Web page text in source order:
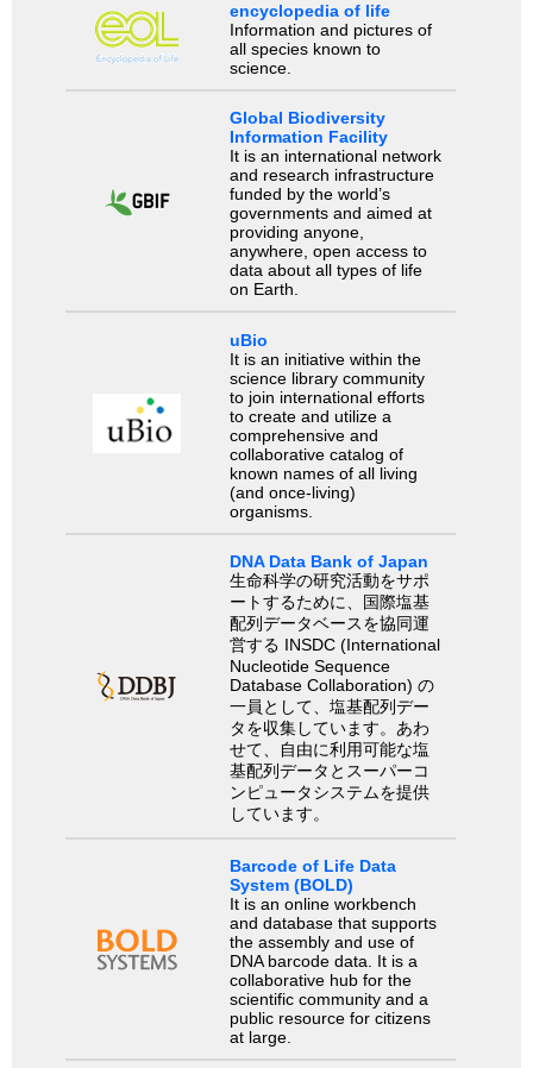
encyclopedia of life
Information and pictures of
all species known to
science.
Global Biodiversity
Information Facility
It is an international network
and research infrastructure
funded by the world’s
governments and aimed at
providing anyone,
anywhere, open access to
data about all types of life
on Earth.
uBio
It is an initiative within the
science library community
to join international efforts
to create and utilize a
comprehensive and
collaborative catalog of
known names of all living
(and once-living)
organisms.
DNA Data Bank of Japan
生命科学の研究活動をサポ
ートするために、国際塩基
配列データベースを協同運
営する INSDC (International
Nucleotide Sequence
Database Collaboration) の
一員として、塩基配列デー
タを収集しています。あわ
せて、自由に利用可能な塩
基配列データとスーパーコ
ンピュータシステムを提供
しています。
Barcode of Life Data
System (BOLD)
It is an online workbench
and database that supports
the assembly and use of
DNA barcode data. It is a
collaborative hub for the
scientific community and a
public resource for citizens
at large.